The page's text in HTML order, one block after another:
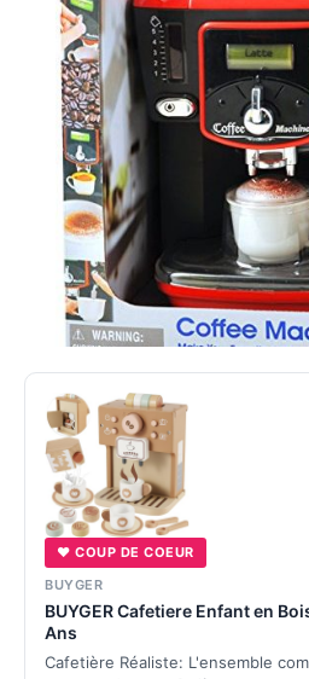
♥ COUP DE COEUR
BUYGER
BUYGER Cafetiere Enfant en
Ans
Cafetière Réaliste: L'ensemble